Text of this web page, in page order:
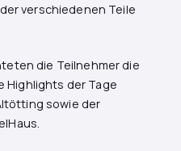
verschiedenen Teile
die Teilnehmer die
Highlights der Tage
sowie der